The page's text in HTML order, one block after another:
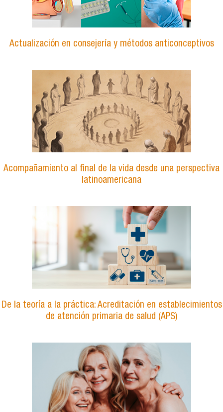
Actualización en consejería y métodos anticonceptivos
Acompañamiento al final de la vida desde una perspectiva
latinoamericana
De la teoría a la práctica: Acreditación en establecimientos
de atención primaria de salud (APS)